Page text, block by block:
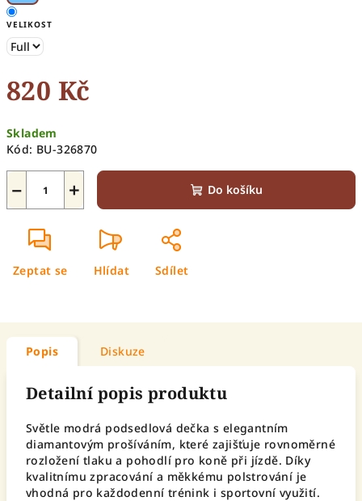
VELIKOST
820 Kč
cena:
Skladem
Kód: BU-326870
+
− Do košíku
Zeptat se Hlídat Sdílet
Popis Diskuze
Detailní popis produktu
Světle modrá podsedlová dečka s elegantním
diamantovým prošíváním, které zajišťuje rovnoměrné
rozložení tlaku a pohodlí pro koně při jízdě. Díky
kvalitnímu zpracování a měkkému polstrování je
vhodná pro každodenní trénink i sportovní využití.